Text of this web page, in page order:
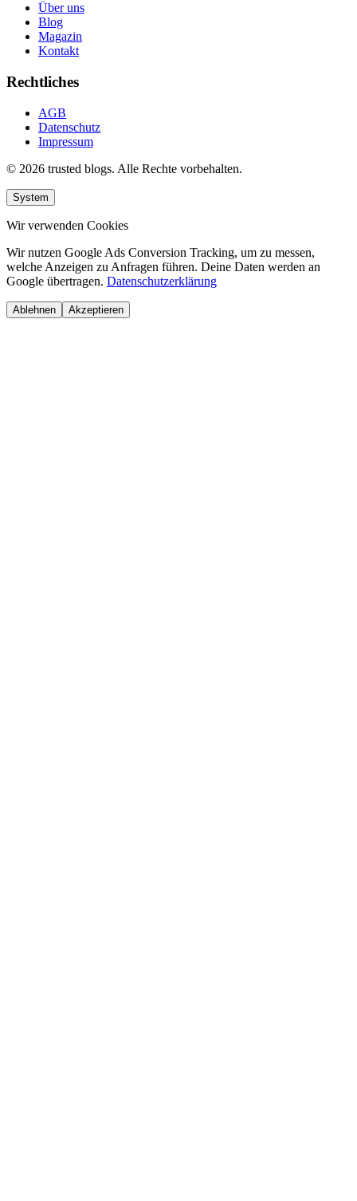
Über uns
Blog
Magazin
Kontakt
Rechtliches
AGB
Datenschutz
Impressum
© 2026 trusted blogs. Alle Rechte vorbehalten.
System
Wir verwenden Cookies
Wir nutzen Google Ads Conversion Tracking, um zu messen,
welche Anzeigen zu Anfragen führen. Deine Daten werden an
Google übertragen. Datenschutzerklärung
Ablehnen Akzeptieren